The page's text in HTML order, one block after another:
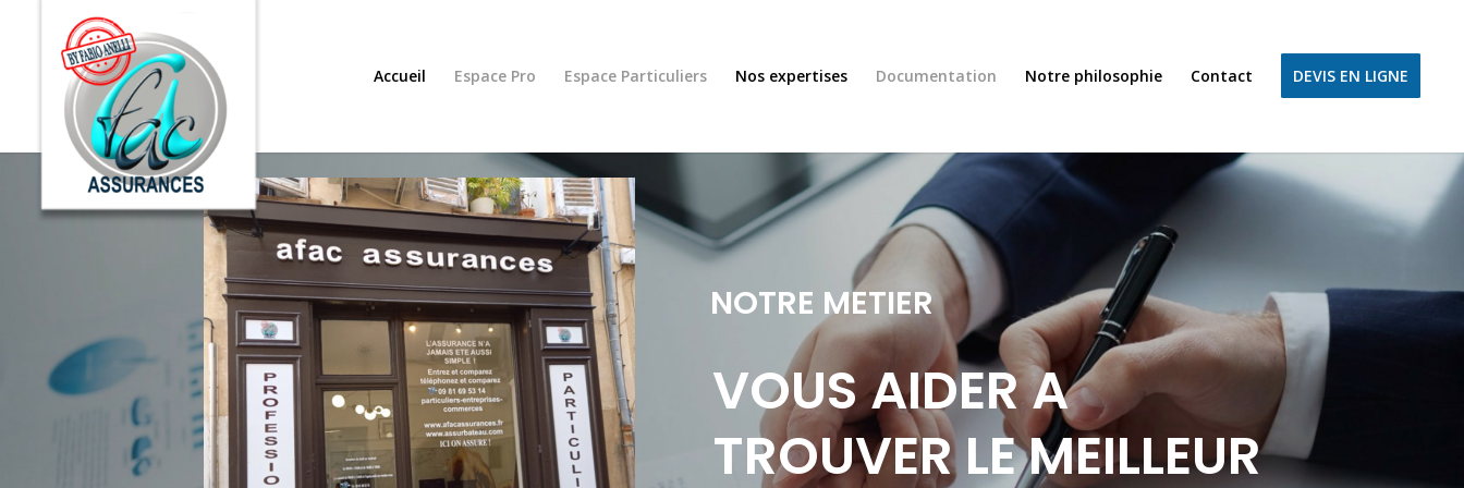
Accueil Espace Pro Espace Particuliers Nos expertises Documentation Notre philosophie Contact DEVIS EN LIGNE